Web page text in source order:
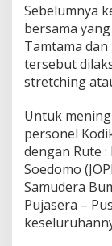
K
i
k
t
Sebelumnya
bersama
Tamtama dan
tersebut
stretching
Untuk
personel
dengan Rute :
Soedomo
Samudera
Pujasera –